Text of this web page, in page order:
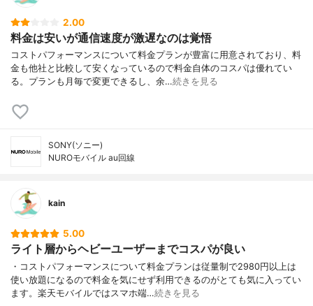
2.00
料金は安いが通信速度が激遅なのは覚悟
コストパフォーマンスについて料金プランが豊富に用意されており、料
金も他社と比較して安くなっているので料金自体のコスパは優れてい
る。プランも月毎で変更できるし、余…続きを見る
SONY(ソニー)
NUROモバイル au回線
kain
5.00
ライト層からヘビーユーザーまでコスパが良い
・コストパフォーマンスについて料金プランは従量制で2980円以上は
使い放題になるので料金を気にせず利用できるのがとても気に入ってい
ます。楽天モバイルではスマホ端…続きを見る